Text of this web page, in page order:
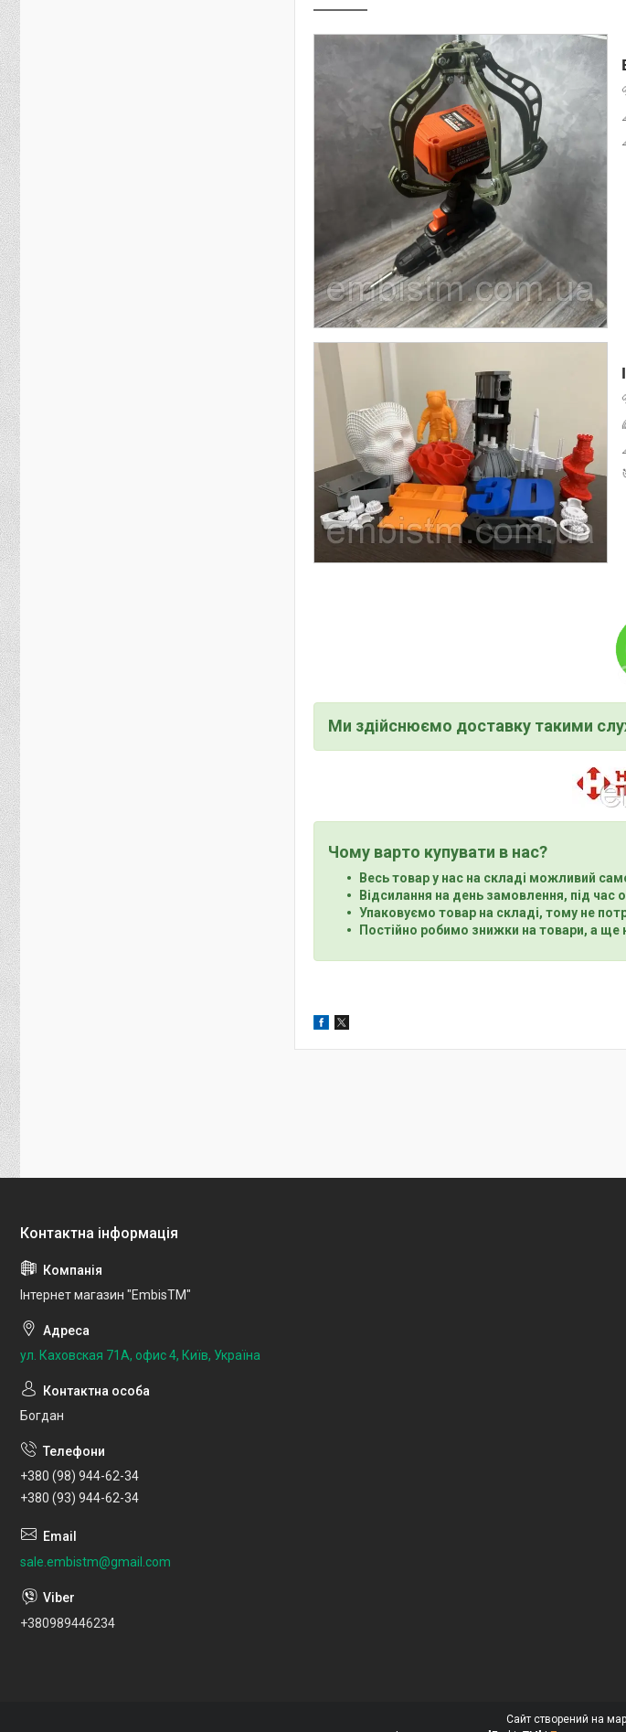
Ми здійснюємо доставку такими
Чому варто купувати в нас?
Весь товар у нас на складі можливий
Відсилання на день замовлення, під
Упаковуємо товар на складі, тому не
Постійно робимо знижки на товари, а ще
Інтернет магазин "EmbisTM"
ул. Каховская 71А, офис 4, Київ, Україна
Богдан
+380 (98) 944-62-34
+380 (93) 944-62-34
sale.embistm@gmail.com
+380989446234
Сайт створений на